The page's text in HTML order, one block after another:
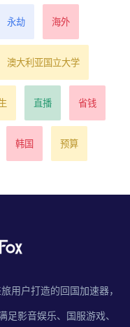
永劫 海外
澳大利亚国立大学
直播 省钱
韩国 预算
用户打造的回国加速器，
影音娱乐、国服游戏、